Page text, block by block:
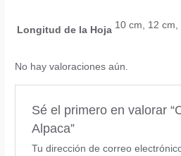
Longitud de la Hoja 10 cm, 12
No hay valoraciones aún.
Sé el primero en valorar
Alpaca”
Tu dirección de correo